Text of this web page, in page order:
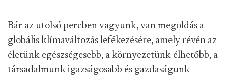
Bár az utolsó percben vagyunk, van megoldás a
globális klímaváltozás lefékezésére, amely révén az
életünk egészségesebb, a környezetünk élhetőbb, a
társadalmunk igazságosabb és gazdaságunk